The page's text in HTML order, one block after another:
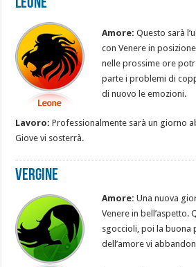
Leone
Amore: Questo sarà
con Venere in
nelle prossime ore
parte i problemi di
di nuovo le emozioni.
Lavoro: Professionalmente sarà un giorno
Giove vi sosterrà.
Vergine
Amore: Una nuova
Venere in bell’aspetto.
sgoccioli, poi la buona
dell’amore vi